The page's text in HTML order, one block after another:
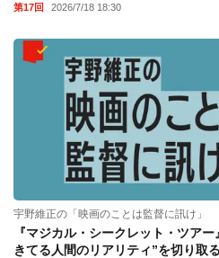
第17回 2026/7/18 18:30
宇野維正の「映画のことは監督に訊け」
『マジカル・シークレット・ツア
きてる人間のリアリティ”を切り取